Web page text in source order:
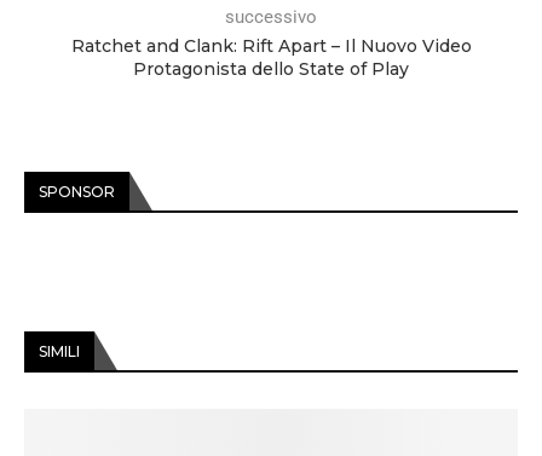
successivo
Ratchet and Clank: Rift Apart – Il Nuovo Video
Protagonista dello State of Play
SPONSOR
SIMILI